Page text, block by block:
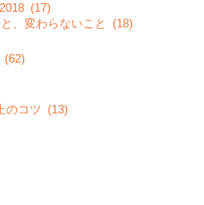
(17)
、変わらないこと
(18)
(62)
のコツ (13)